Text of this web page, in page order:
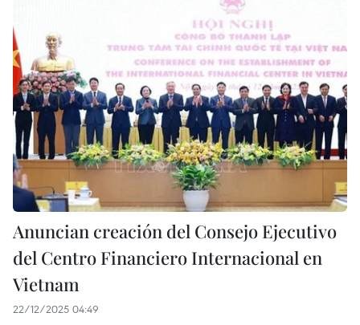
Anuncian creación del Consejo Ejecutivo
del Centro Financiero Internacional en
Vietnam
22/12/2025 04:49